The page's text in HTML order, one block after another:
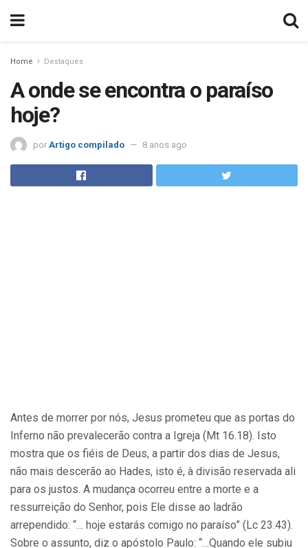
Home Destaques
A onde se encontra o paraíso
hoje?
por Artigo compilado 8 anos ago
Antes de morrer por nós, Jesus prometeu que as portas do
Inferno não prevalecerão contra a Igreja (Mt 16.18). Isto
mostra que os fiéis de Deus, a partir dos dias de Jesus,
não mais descerão ao Hades, isto é, à divisão reservada ali
para os justos. A mudança ocorreu entre a morte e a
ressurreição do Senhor, pois Ele disse ao ladrão
arrependido: “… hoje estarás comigo no paraíso” (Lc 23.43).
Sobre o assunto, diz o apóstolo Paulo: “…Quando ele subiu